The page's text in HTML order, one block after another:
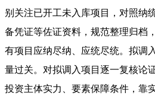
别关注已开工未入库项目，对照纳
备凭证等佐证资料，规范整理归档
有项目应纳尽纳、应统尽统。拟调
量过关。对拟调入项目逐一复核论
投资主体实力、要素保障条件，靠